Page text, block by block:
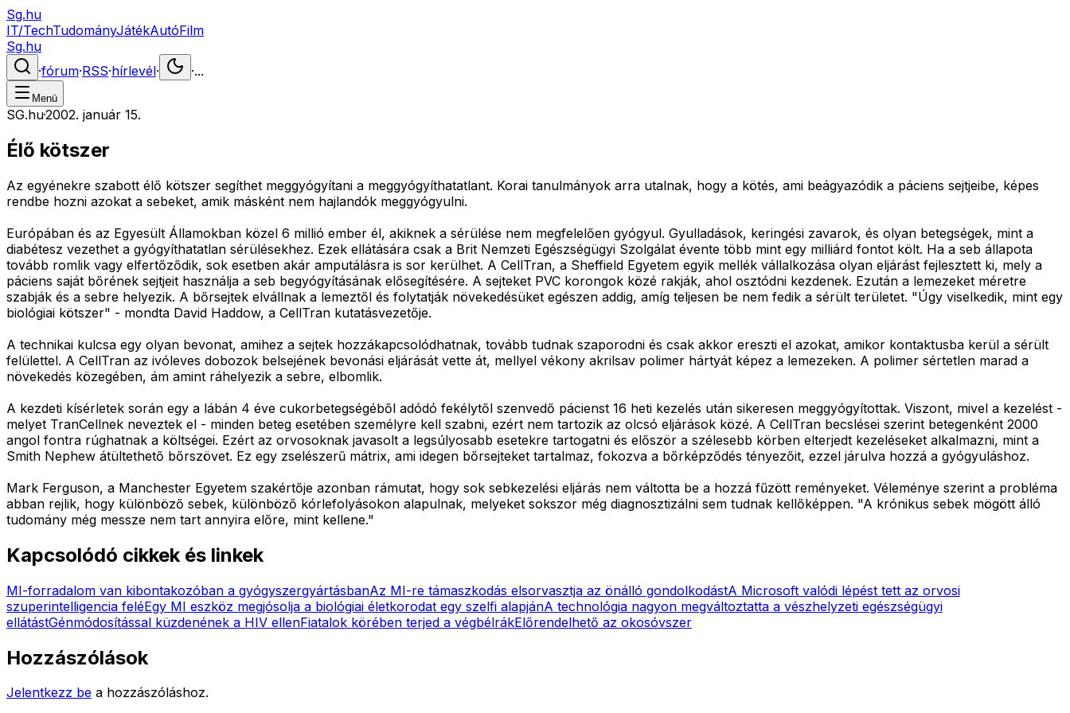
Sg.hu
IT/TechTudományJátékAutóFilm
Sg.hu
·fórum·RSS·hírlevél· ·...
Menü
SG.hu·2002. január 15.
Élő kötszer
Az egyénekre szabott élő kötszer segíthet meggyógyítani a meggyógyíthatatlant. Korai tanulmányok arra utalnak, hogy a kötés, ami beágyazódik a páciens sejtjeibe, képes
rendbe hozni azokat a sebeket, amik másként nem hajlandók meggyógyulni.
Európában és az Egyesült Államokban közel 6 millió ember él, akiknek a sérülése nem megfelelően gyógyul. Gyulladások, keringési zavarok, és olyan betegségek, mint a
diabétesz vezethet a gyógyíthatatlan sérülésekhez. Ezek ellátására csak a Brit Nemzeti Egészségügyi Szolgálat évente több mint egy milliárd fontot költ. Ha a seb állapota
tovább romlik vagy elfertőződik, sok esetben akár amputálásra is sor kerülhet. A CellTran, a Sheffield Egyetem egyik mellék vállalkozása olyan eljárást fejlesztett ki, mely a
páciens saját bőrének sejtjeit használja a seb begyógyításának elősegítésére. A sejteket PVC korongok közé rakják, ahol osztódni kezdenek. Ezután a lemezeket méretre
szabják és a sebre helyezik. A bőrsejtek elvállnak a lemeztől és folytatják növekedésüket egészen addig, amíg teljesen be nem fedik a sérült területet. "Úgy viselkedik, mint egy
biológiai kötszer" - mondta David Haddow, a CellTran kutatásvezetője.
A technikai kulcsa egy olyan bevonat, amihez a sejtek hozzákapcsolódhatnak, tovább tudnak szaporodni és csak akkor ereszti el azokat, amikor kontaktusba kerül a sérült
felülettel. A CellTran az ivóleves dobozok belsejének bevonási eljárását vette át, mellyel vékony akrilsav polimer hártyát képez a lemezeken. A polimer sértetlen marad a
növekedés közegében, ám amint ráhelyezik a sebre, elbomlik.
A kezdeti kísérletek során egy a lábán 4 éve cukorbetegségéből adódó fekélytől szenvedő pácienst 16 heti kezelés után sikeresen meggyógyítottak. Viszont, mivel a kezelést -
melyet TranCellnek neveztek el - minden beteg esetében személyre kell szabni, ezért nem tartozik az olcsó eljárások közé. A CellTran becslései szerint betegenként 2000
angol fontra rúghatnak a költségei. Ezért az orvosoknak javasolt a legsúlyosabb esetekre tartogatni és először a szélesebb körben elterjedt kezeléseket alkalmazni, mint a
Smith Nephew átültethető bőrszövet. Ez egy zselészerű mátrix, ami idegen bőrsejteket tartalmaz, fokozva a bőrképződés tényezőit, ezzel járulva hozzá a gyógyuláshoz.
Mark Ferguson, a Manchester Egyetem szakértője azonban rámutat, hogy sok sebkezelési eljárás nem váltotta be a hozzá fűzött reményeket. Véleménye szerint a probléma
abban rejlik, hogy különböző sebek, különböző kórlefolyásokon alapulnak, melyeket sokszor még diagnosztizálni sem tudnak kellőképpen. "A krónikus sebek mögött álló
tudomány még messze nem tart annyira előre, mint kellene."
Kapcsolódó cikkek és linkek
MI-forradalom van kibontakozóban a gyógyszergyártásbanAz MI-re támaszkodás elsorvasztja az önálló gondolkodástA Microsoft valódi lépést tett az orvosi
szuperintelligencia feléEgy MI eszköz megjósolja a biológiai életkorodat egy szelfi alapjánA technológia nagyon megváltoztatta a vészhelyzeti egészségügyi
ellátástGénmódosítással küzdenének a HIV ellenFiatalok körében terjed a végbélrákElőrendelhető az okosóvszer
Hozzászólások
Jelentkezz be a hozzászóláshoz.